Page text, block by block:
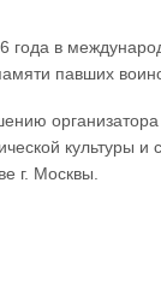
года в
павших
культуры и
г. Москвы.